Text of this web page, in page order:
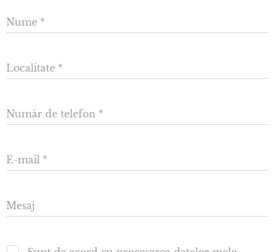
Nume
Localitate
Număr de telefon
E-mail
Mesaj